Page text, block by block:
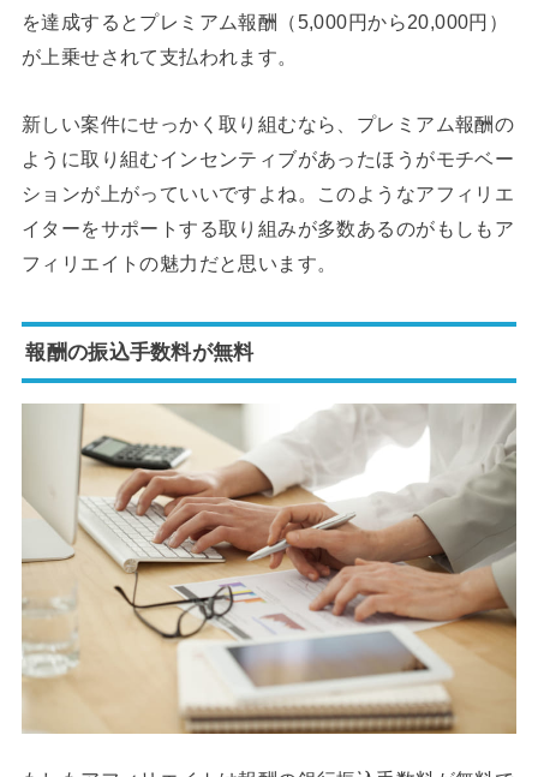
を達成するとプレミアム報酬（5,000円から20,000円）
が上乗せされて支払われます。
新しい案件にせっかく取り組むなら、プレミアム報酬の
ように取り組むインセンティブがあったほうがモチベー
ションが上がっていいですよね。このようなアフィリエ
イターをサポートする取り組みが多数あるのがもしもア
フィリエイトの魅力だと思います。
報酬の振込手数料が無料